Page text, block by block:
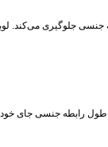
جنسی جلوگیری می‌کند.
طول رابطه جنسی جای خود